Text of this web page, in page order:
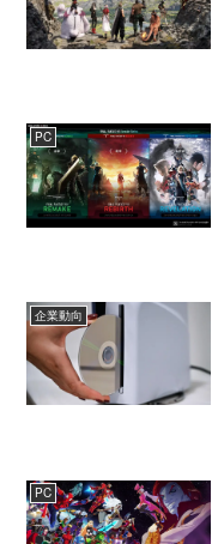
PC
企業動向
PC